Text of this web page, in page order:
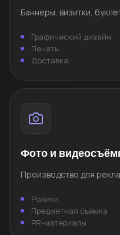
Баннеры, визитки,
Графический дизайн
Печать
Доставка
Фото и
Производство для
Ролики
Предметная съёмка
PR-материалы